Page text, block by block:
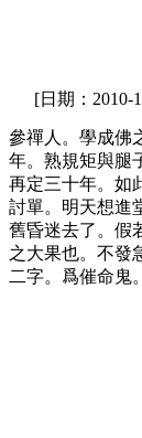
[日期：2010-
參禪人。學成佛
年。熟規矩與腿
再定三十年。如
討單。明天想進
舊昏迷去了。假
之大果也。不發
二字。爲催命鬼